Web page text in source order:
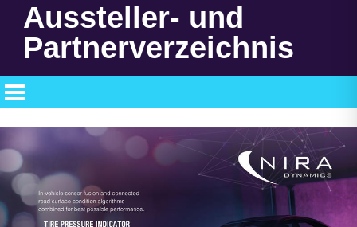
Aussteller- und
Partnerverzeichnis